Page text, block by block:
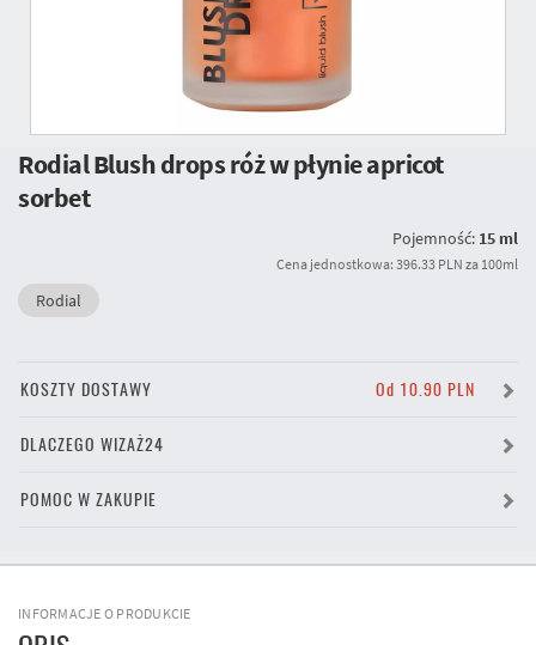
Rodial Blush drops róż w płynie apricot
sorbet
Pojemność: 15 ml
Cena jednostkowa: 396.33 PLN za 100ml
Rodial
KOSZTY DOSTAWY Od 10.90 PLN
DLACZEGO WIZAŻ24
POMOC W ZAKUPIE
INFORMACJE O PRODUKCIE